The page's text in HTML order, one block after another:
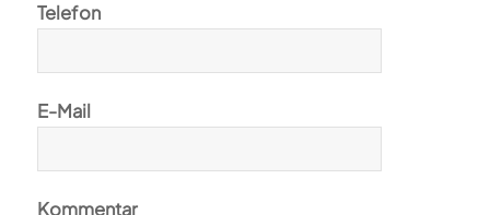
Telefon
E-Mail
Kommentar